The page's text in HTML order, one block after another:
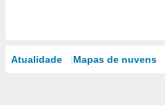
Atualidade Mapas de nuvens